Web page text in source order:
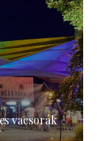
vacsorák